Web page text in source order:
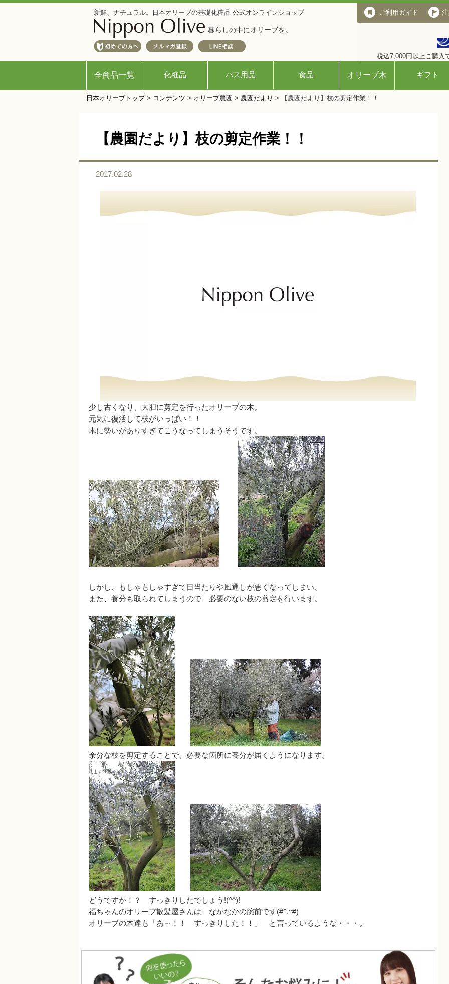
新鮮、ナチュラル。日本オリーブの基礎化粧品 公式オンラインショップ
暮らしの中にオリーブを。
ご利用ガイド
税込7,000円以上ご購入
全商品一覧 化粧品 バス用品 食品 オリーブ木 ギフト
ご利用ガイド
日本オリーブトップ> コンテンツ > オリーブ農園 > 農園だより > 【農園だより】枝の剪定作業！！
【農園だより】枝の剪定作業！！
2017.02.28
少し古くなり、大胆に剪定を行ったオリーブの木。
元気に復活して枝がいっぱい！！
木に勢いがありすぎてこうなってしまうそうです。
しかし、もしゃもしゃすぎて日当たりや風通しが悪くなってしまい、
また、養分も取られてしまうので、必要のない枝の剪定を行います。
余分な枝を剪定することで、必要な箇所に養分が届くようになります。
どうですか！？ すっきりしたでしょう!(^^)!
福ちゃんのオリーブ散髪屋さんは、なかなかの腕前です(#^.^#)
オリーブの木達も「あ～！！ すっきりした！！」 と言っているような・・・。